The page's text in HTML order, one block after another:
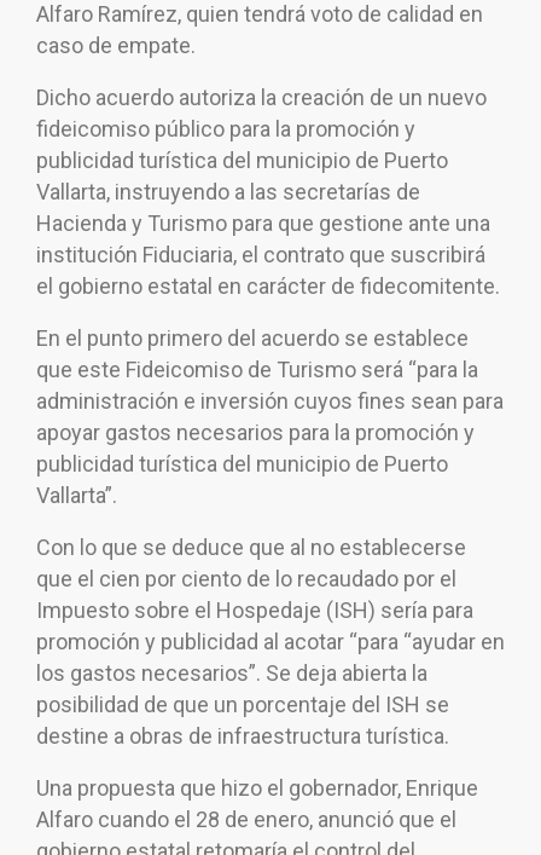
Alfaro Ramírez, quien tendrá voto de calidad en
caso de empate.
Dicho acuerdo autoriza la creación de un nuevo
fideicomiso público para la promoción y
publicidad turística del municipio de Puerto
Vallarta, instruyendo a las secretarías de
Hacienda y Turismo para que gestione ante una
institución Fiduciaria, el contrato que suscribirá
el gobierno estatal en carácter de fidecomitente.
En el punto primero del acuerdo se establece
que este Fideicomiso de Turismo será “para la
administración e inversión cuyos fines sean para
apoyar gastos necesarios para la promoción y
publicidad turística del municipio de Puerto
Vallarta”.
Con lo que se deduce que al no establecerse
que el cien por ciento de lo recaudado por el
Impuesto sobre el Hospedaje (ISH) sería para
promoción y publicidad al acotar “para “ayudar en
los gastos necesarios”. Se deja abierta la
posibilidad de que un porcentaje del ISH se
destine a obras de infraestructura turística.
Una propuesta que hizo el gobernador, Enrique
Alfaro cuando el 28 de enero, anunció que el